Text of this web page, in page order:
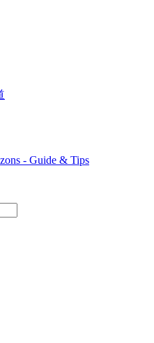
- Guide & Tips